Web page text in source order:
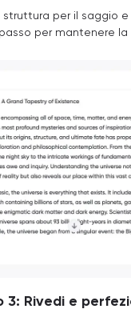
struttura per il saggio
per mantenere la
3: Rivedi e